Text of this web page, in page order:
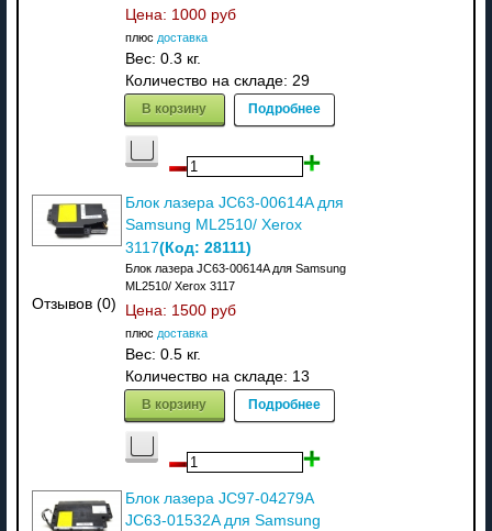
Цена: 1000 руб
плюс доставка
Вес: 0.3 кг.
Количество на складе: 29
В корзину Подробнее
Отзывов (0)
Блок лазера JC63-00614A для
Samsung ML2510/ Xerox
3117(Код: 28111)
Блок лазера JC63-00614A для Samsung
ML2510/ Xerox 3117
Цена: 1500 руб
плюс доставка
Вес: 0.5 кг.
Количество на складе: 13
В корзину Подробнее
Блок лазера JC97-04279A
JC63-01532A для Samsung